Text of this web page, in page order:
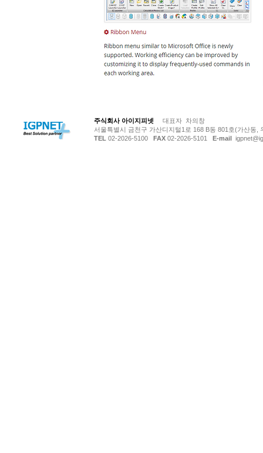
주식회사 아이지피넷 대표자 차의창
서울특별시 금천구 가산디지털1로 168 B동 801호(가산동
TEL 02-2026-5100 FAX 02-2026-5101 E-mail
© Copyright 저작권 보호 대상입니다.